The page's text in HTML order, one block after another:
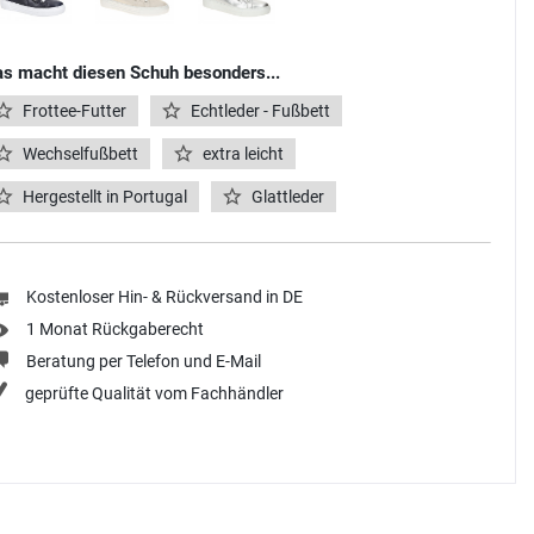
macht diesen Schuh besonders...
Frottee-Futter Echtleder - Fußbett
Wechselfußbett extra leicht
Hergestellt in Portugal Glattleder
Kostenloser Hin- & Rückversand in DE
1 Monat Rückgaberecht
Beratung per Telefon und E-Mail
geprüfte Qualität vom Fachhändler